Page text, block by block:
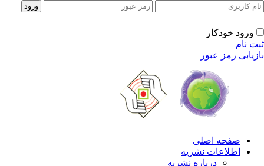
ورود خودکار
نام
رمز عبور
صفحه اصلی
اطلاعات نشریه
درباره نشریه